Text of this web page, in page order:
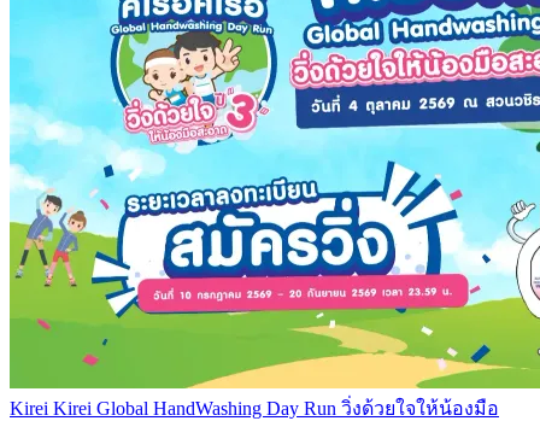
Kirei Kirei Global HandWashing Day Run วิ่งด้วยใจให้น้องมือ